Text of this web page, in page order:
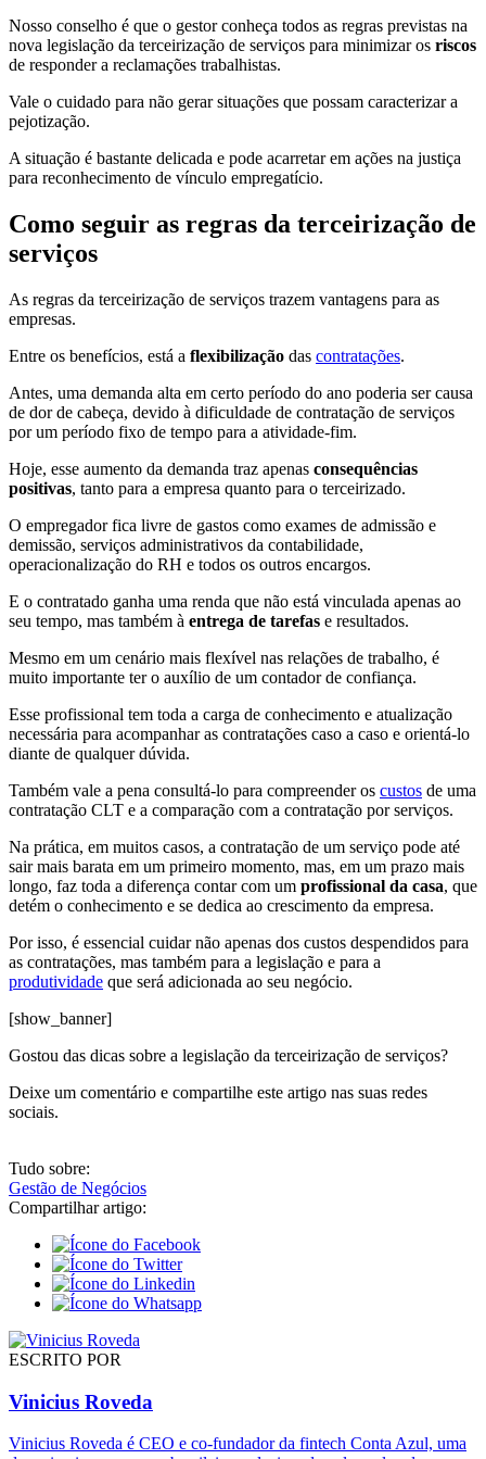
Nosso conselho é que o gestor conheça todos as regras previstas na
nova legislação da terceirização de serviços para minimizar os riscos
de responder a reclamações trabalhistas.
Vale o cuidado para não gerar situações que possam caracterizar a
pejotização.
A situação é bastante delicada e pode acarretar em ações na justiça
para reconhecimento de vínculo empregatício.
Como seguir as regras da terceirização de
serviços
As regras da terceirização de serviços trazem vantagens para as
empresas.
Entre os benefícios, está a flexibilização das contratações.
Antes, uma demanda alta em certo período do ano poderia ser causa
de dor de cabeça, devido à dificuldade de contratação de serviços
por um período fixo de tempo para a atividade-fim.
Hoje, esse aumento da demanda traz apenas consequências
positivas, tanto para a empresa quanto para o terceirizado.
O empregador fica livre de gastos como exames de admissão e
demissão, serviços administrativos da contabilidade,
operacionalização do RH e todos os outros encargos.
E o contratado ganha uma renda que não está vinculada apenas ao
seu tempo, mas também à entrega de tarefas e resultados.
Mesmo em um cenário mais flexível nas relações de trabalho, é
muito importante ter o auxílio de um contador de confiança.
Esse profissional tem toda a carga de conhecimento e atualização
necessária para acompanhar as contratações caso a caso e orientá-lo
diante de qualquer dúvida.
Também vale a pena consultá-lo para compreender os custos de uma
contratação CLT e a comparação com a contratação por serviços.
Na prática, em muitos casos, a contratação de um serviço pode até
sair mais barata em um primeiro momento, mas, em um prazo mais
longo, faz toda a diferença contar com um profissional da casa, que
detém o conhecimento e se dedica ao crescimento da empresa.
Por isso, é essencial cuidar não apenas dos custos despendidos para
as contratações, mas também para a legislação e para a
produtividade que será adicionada ao seu negócio.
[show_banner]
Gostou das dicas sobre a legislação da terceirização de serviços?
Deixe um comentário e compartilhe este artigo nas suas redes
sociais.
Tudo sobre:
Gestão de Negócios
Compartilhar artigo:
ESCRITO POR
Vinicius Roveda
Vinicius Roveda é CEO e co-fundador da fintech Conta Azul, uma